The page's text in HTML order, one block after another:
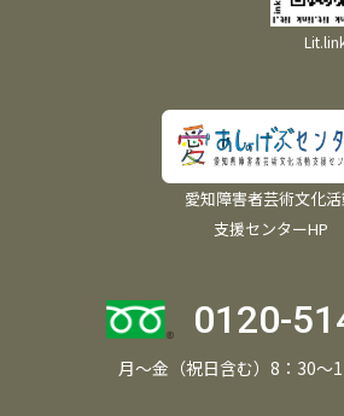
愛知障害者芸術文化
支援センターHP
0120-
月～金（祝日含む）8：30～